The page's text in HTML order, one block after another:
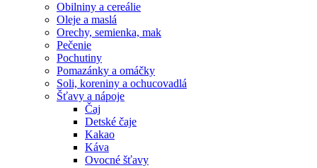
Obilniny a cereálie
Oleje a maslá
Orechy, semienka, mak
Pečenie
Pochutiny
Pomazánky a omáčky
Soli, koreniny a ochucovadlá
Šťavy a nápoje
Čaj
Detské čaje
Kakao
Káva
Ovocné šťavy